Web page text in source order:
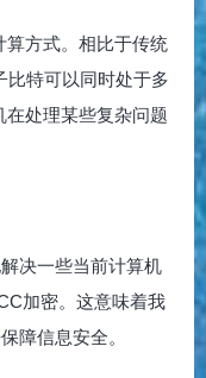
算方式。相比于传统
比特可以同时处于多
处理某些复杂问题
决一些当前计算机
加密。这意味着我
障信息安全。